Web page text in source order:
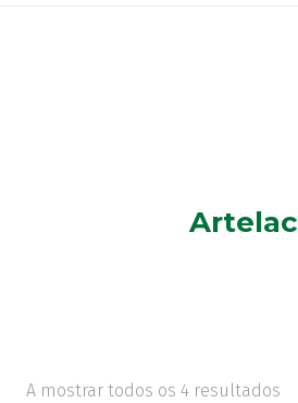
Artelac
A mostrar todos os 4 resultados